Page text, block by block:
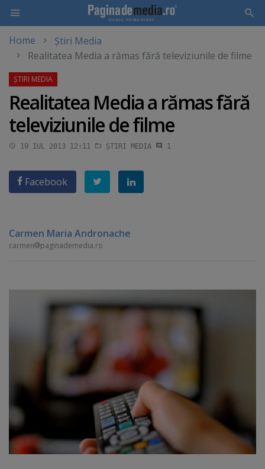
main
Home
Știri Media
Realitatea Media a rămas fără televiziunile de filme
Realitatea Media a rămas fără
televiziunile de filme
19 IUL 2013 12:11 ȘTIRI MEDIA 1
Facebook
Carmen Maria Andronache
carmen paginademedia.ro